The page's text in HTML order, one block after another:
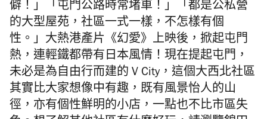
僻！」「屯門公路時常堵車！」「都是公私營
的大型屋苑，社區一式一樣，不怎樣有個
性。」大熱港產片《幻愛》上映後，掀起屯門
熱，連輕鐵都帶有日本風情！現在提起屯門，
未必是為自由行而建的 V City，這個大西北社區
其實比大家想像中有趣，既有風景怡人的山
徑，亦有個性鮮明的小店，一點也不比市區失